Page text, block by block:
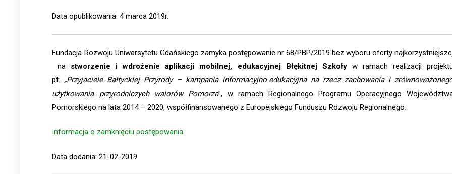
Data opublikowania: 4 marca 2019r.
Fundacja Rozwoju Uniwersytetu Gdańskiego zamyka postępowanie nr 68/PBP/2019 bez wyboru oferty
nastworzenie i wdrożenie aplikacji mobilnej, edukacyjnej Błękitnej Szkoły w ramach realizacji
pt. „Przyjaciele Bałtyckiej Przyrody – kampania informacyjno-edukacyjna na rzecz zachowania i
użytkowania przyrodniczych walorów Pomorza”, w ramach Regionalnego Programu Operacyjnego
Pomorskiego na lata 2014 – 2020, współfinansowanego z Europejskiego Funduszu Rozwoju Regionalnego.
Informacja o zamknięciu postępowania
Data dodania: 21-02-2019